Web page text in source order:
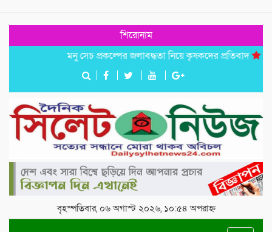
শিরোনাম
মনু সেচ প্রকল্পের জলাবদ্ধতা নিয়ে কৃষকদের প্রতিবাদ
জগন্নাথপুরে
বৃহস্পতিবার, ০৬ অগাস্ট ২০২৬, ১০:৫৪ অপরাহ্ন